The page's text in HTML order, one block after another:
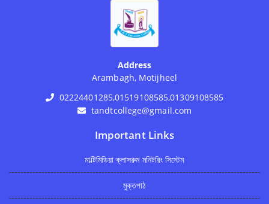
Address
Arambagh, Motijheel
02224401285,01519108585,01309108585
tandtcollege@gmail.com
Important Links
মাল্টিমিডিয়া ক্লাসরুম মনিটরিং সিস্টেম
মুক্তপাঠ